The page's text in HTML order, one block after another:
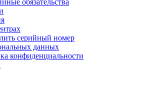
обязательства
серийный номер
данных
конфиденциальности